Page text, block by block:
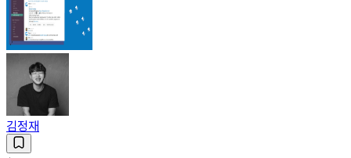
김정재